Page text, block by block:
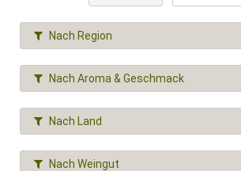
Nach Region
Nach Aroma & Geschmack
Nach Land
Nach Weingut